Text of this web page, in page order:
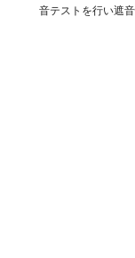
音テストを行い遮